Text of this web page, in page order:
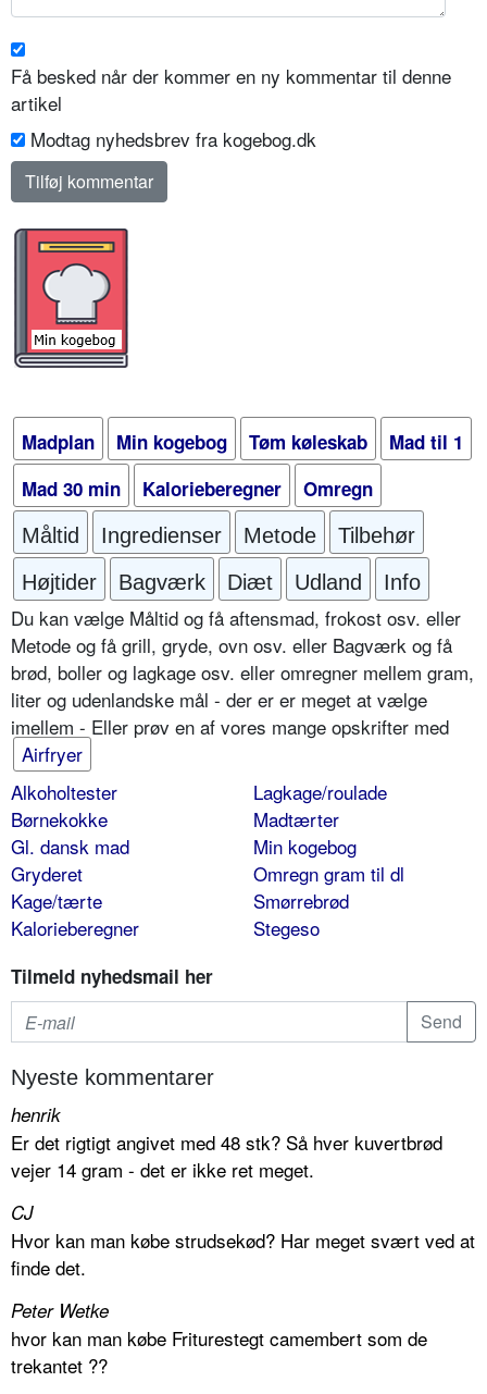
Få besked når der kommer en ny kommentar til denne
artikel
Modtag nyhedsbrev fra kogebog.dk
Madplan Min kogebog Tøm køleskab
Mad til 1
Mad 30 min
Kalorieberegner Omregn
Måltid Ingredienser Metode
Tilbehør
Højtider
Bagværk Diæt Udland Info
Du kan vælge Måltid og få aftensmad, frokost osv. eller
Metode og få grill, gryde, ovn osv. eller Bagværk og få
brød, boller og lagkage osv. eller omregner mellem gram,
liter og udenlandske mål - der er er meget at vælge
imellem - Eller prøv en af vores mange opskrifter med
Airfryer
Alkoholtester
Børnekokke
Gl. dansk mad
Gryderet
Kage/tærte
Kalorieberegner
Lagkage/roulade
Madtærter
Min kogebog
Omregn gram til dl
Smørrebrød
Stegeso
Tilmeld nyhedsmail her
Nyeste kommentarer
henrik
Er det rigtigt angivet med 48 stk? Så hver kuvertbrød
vejer 14 gram - det er ikke ret meget.
CJ
Hvor kan man købe strudsekød? Har meget svært ved at
finde det.
Peter Wetke
hvor kan man købe Friturestegt camembert som de
trekantet ??